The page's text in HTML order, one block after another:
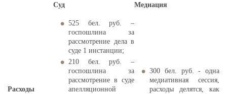
Суд Медиация
Расходы
525 бел. руб. –
госпошлина за
рассмотрение дела в
суде 1 инстанции;
210 бел. руб.–
госпошлина за
рассмотрение в суде
апелляционной
300 бел. руб. - одна
медиативная сессия,
расходы делятся, как